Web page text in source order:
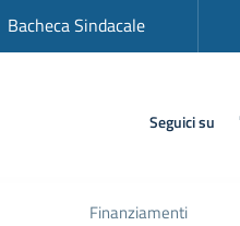
Bacheca Sindacale
Seguici su
Finanziamenti